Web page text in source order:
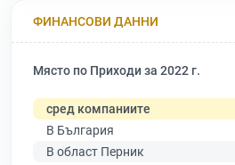
ФИНАНСОВИ ДАННИ
Място по Приходи за 2022 г.
сред компаниите
В България
В област Перник